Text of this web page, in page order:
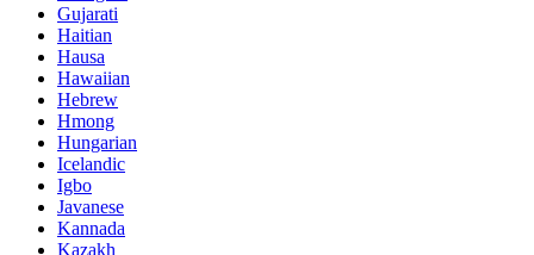
Gujarati
Haitian
Hausa
Hawaiian
Hebrew
Hmong
Hungarian
Icelandic
Igbo
Javanese
Kannada
Kazakh